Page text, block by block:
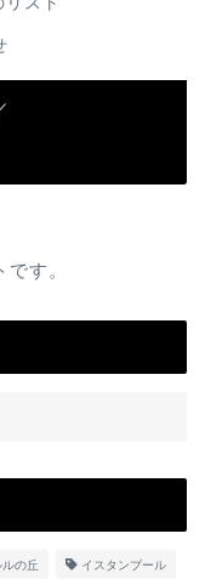
す。
ルの丘 イスタンブール